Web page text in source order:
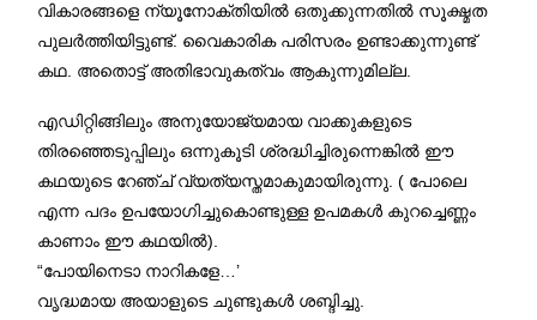
വികാരങ്ങളെ ന്യൂനോക്തിയിൽ ഒതുക്കുന്നതിൽ സൂക്ഷ്മത
പുലർത്തിയിട്ടുണ്ട്. വൈകാരിക പരിസരം ഉണ്ടാക്കുന്നുണ്ട്
കഥ. അതൊട്ട് അതിഭാവുകത്വം ആകുന്നുമില്ല.
എഡിറ്റിങ്ങിലും അനുയോജ്യമായ വാക്കുകളുടെ
തിരഞ്ഞെടുപ്പിലും ഒന്നുകൂടി ശ്രദ്ധിച്ചിരുന്നെങ്കിൽ ഈ
കഥയുടെ റേഞ്ച് വ്യത്യസ്തമാകുമായിരുന്നു. ( പോലെ
എന്ന പദം ഉപയോഗിച്ചുകൊണ്ടുള്ള ഉപമകൾ കുറച്ചെണ്ണം
കാണാം ഈ കഥയിൽ).
“പോയിനെടാ നാറികളേ…’
വൃദ്ധമായ അയാളുടെ ചുണ്ടുകൾ ശബ്ദിച്ചു.